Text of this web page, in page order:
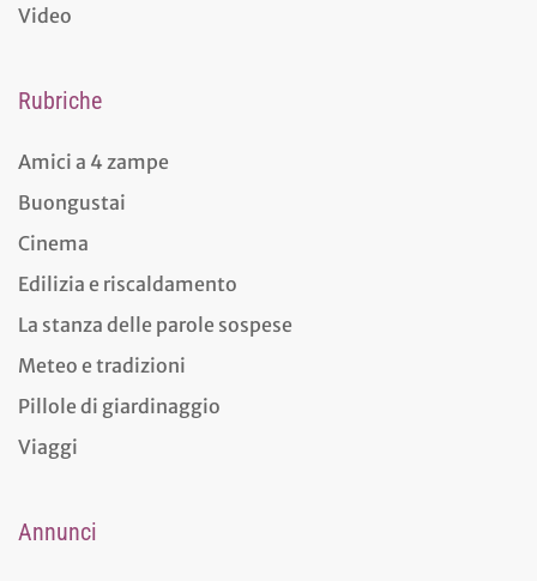
Video
Rubriche
Amici a 4 zampe
Buongustai
Cinema
Edilizia e riscaldamento
La stanza delle parole sospese
Meteo e tradizioni
Pillole di giardinaggio
Viaggi
Annunci